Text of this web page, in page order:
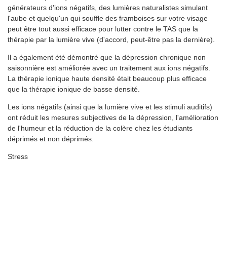
générateurs d'ions négatifs, des lumières naturalistes simulant
l'aube et quelqu'un qui souffle des framboises sur votre visage
peut être tout aussi efficace pour lutter contre le TAS que la
thérapie par la lumière vive (d'accord, peut-être pas la dernière).
Il a également été démontré que la dépression chronique non
saisonnière est améliorée avec un traitement aux ions négatifs.
La thérapie ionique haute densité était beaucoup plus efficace
que la thérapie ionique de basse densité.
Les ions négatifs (ainsi que la lumière vive et les stimuli auditifs)
ont réduit les mesures subjectives de la dépression, l'amélioration
de l'humeur et la réduction de la colère chez les étudiants
déprimés et non déprimés.
Stress